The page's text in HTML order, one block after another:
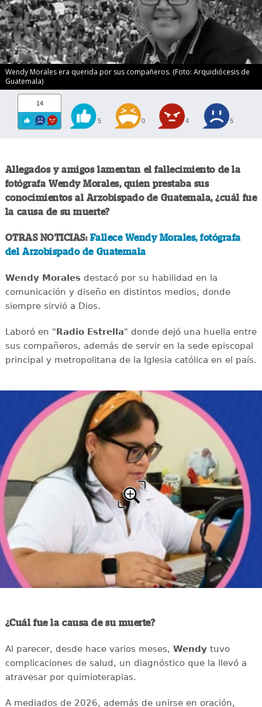
Wendy Morales era querida por sus compañeros. (Foto: Arquidiócesis de
Guatemala)
14
5 0 4 5
Allegados y amigos lamentan el fallecimiento de la
fotógrafa Wendy Morales, quien prestaba sus
conocimientos al Arzobispado de Guatemala, ¿cuál fue
la causa de su muerte?
OTRAS NOTICIAS: Fallece Wendy Morales, fotógrafa
del Arzobispado de Guatemala
Wendy Moralesdestacó por su habilidad en la
comunicación y diseño en distintos medios, donde
siempre sirvió a Dios.
Laboró en "Radio Estrella" donde dejó una huella entre
sus compañeros, además de servir en la sede episcopal
principal y metropolitana de la Iglesia católica en el país.
¿Cuál fue la causa de su muerte?
Al parecer, desde hace varios meses, Wendytuvo
complicaciones de salud, un diagnóstico que la llevó a
atravesar por quimioterapias.
A mediados de 2026, además de unirse en oración,